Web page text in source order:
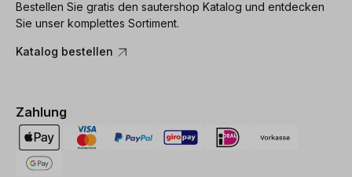
Bestellen Sie gratis den sautershop Katalog und entdecken
Sie unser komplettes Sortiment.
Katalog bestellen
Zahlung